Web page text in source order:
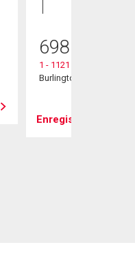
698 000
1 - 1121 Cooke Boulevard
Burlington, ON
Enregistrer